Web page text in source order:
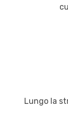
Lungo la